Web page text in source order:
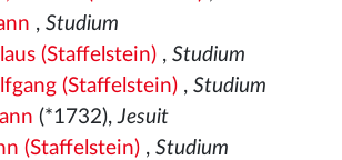
, Studium
(Staffelstein), Studium
(Staffelstein), Studium
(*1732),Jesuit
(Staffelstein), Studium